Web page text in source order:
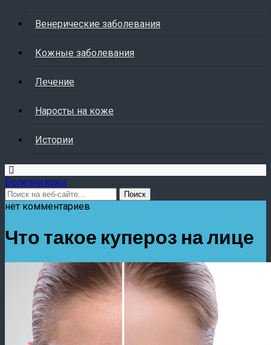
Венерические заболевания
Кожные заболевания
Лечение
Наросты на коже
Истории
Болезни кожи
нет комментариев
Что такое купероз на лице